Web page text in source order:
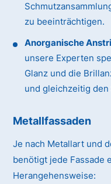
zu beeinträchtigen.
Anorganische
unsere Experten
Glanz und die
und gleichzeitig
Metallfassaden
Je nach Metallart und
benötigt jede Fassade
Herangehensweise: